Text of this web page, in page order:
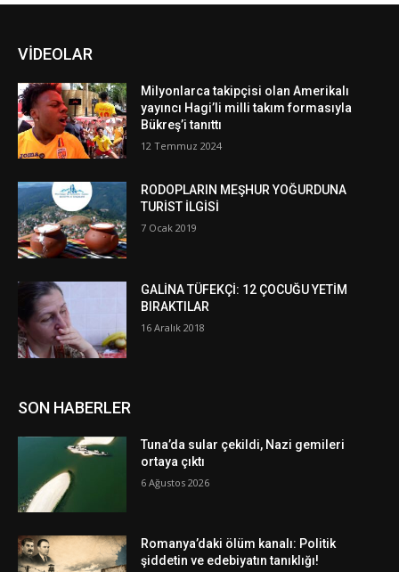
VİDEOLAR
Milyonlarca takipçisi olan Amerikalı
yayıncı Hagi’li milli takım formasıyla
Bükreş’i tanıttı
12 Temmuz 2024
RODOPLARIN MEŞHUR YOĞURDUNA
TURİST İLGİSİ
7 Ocak 2019
GALİNA TÜFEKÇİ: 12 ÇOCUĞU YETİM
BIRAKTILAR
16 Aralık 2018
SON HABERLER
Tuna’da sular çekildi, Nazi gemileri
ortaya çıktı
6 Ağustos 2026
Romanya’daki ölüm kanalı: Politik
şiddetin ve edebiyatın tanıklığı!